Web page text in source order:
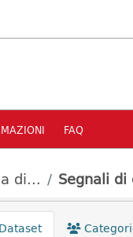
FAQ
di... Segnali